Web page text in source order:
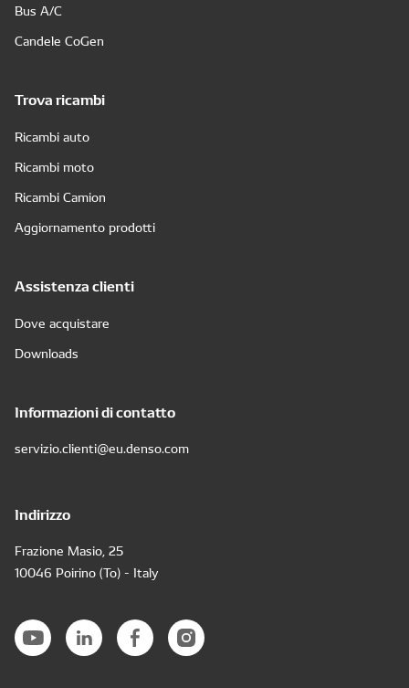
Bus A/C
Candele CoGen
Trova ricambi
Ricambi auto
Ricambi moto
Ricambi Camion
Aggiornamento prodotti
Assistenza clienti
Dove acquistare
Downloads
Informazioni di contatto
servizio.clienti@eu.denso.com
Indirizzo
Frazione Masio, 25
10046 Poirino (To) - Italy